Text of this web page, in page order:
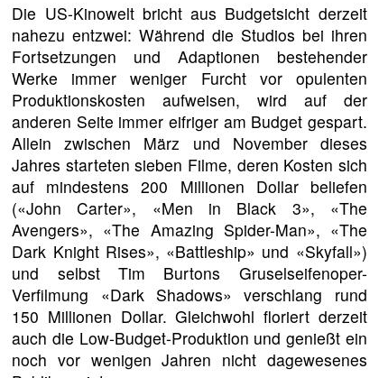
Die US-Kinowelt bricht aus Budgetsicht derzeit
nahezu entzwei: Während die Studios bei ihren
Fortsetzungen und Adaptionen bestehender
Werke immer weniger Furcht vor opulenten
Produktionskosten aufweisen, wird auf der
anderen Seite immer eifriger am Budget gespart.
Allein zwischen März und November dieses
Jahres starteten sieben Filme, deren Kosten sich
auf mindestens 200 Millionen Dollar beliefen
(«John Carter», «Men in Black 3», «The
Avengers», «The Amazing Spider-Man», «The
Dark Knight Rises», «Battleship» und «Skyfall»)
und selbst Tim Burtons Gruselseifenoper-
Verfilmung «Dark Shadows» verschlang rund
150 Millionen Dollar. Gleichwohl floriert derzeit
auch die Low-Budget-Produktion und genießt ein
noch vor wenigen Jahren nicht dagewesenes